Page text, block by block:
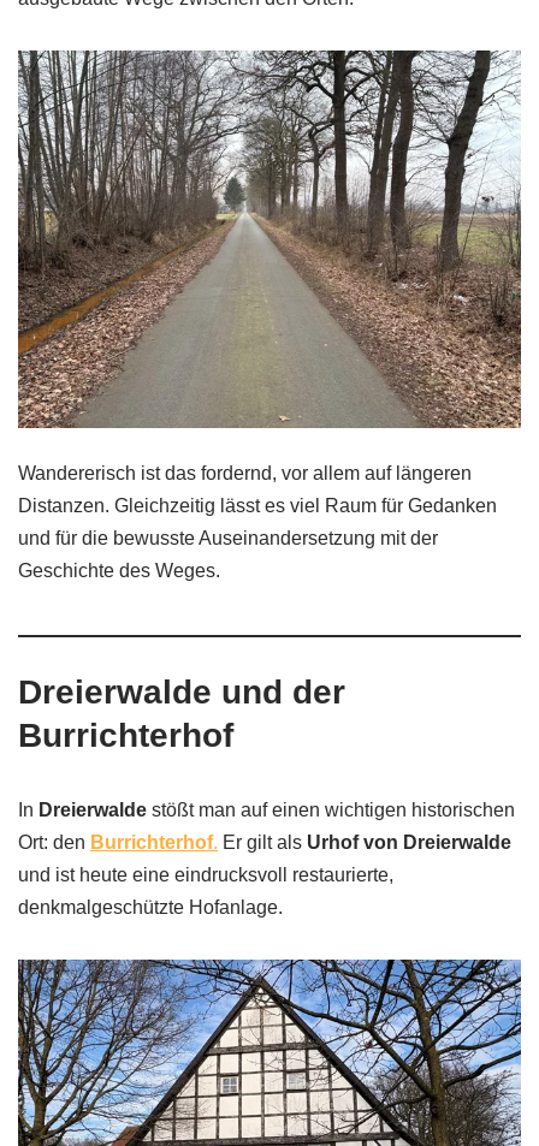
Wandererisch ist das fordernd, vor allem auf längeren
Distanzen. Gleichzeitig lässt es viel Raum für Gedanken
und für die bewusste Auseinandersetzung mit der
Geschichte des Weges.
Dreierwalde und der
Burrichterhof
In Dreierwalde stößt man auf einen wichtigen historischen
Ort: den Burrichterhof. Er gilt als Urhof von Dreierwalde
und ist heute eine eindrucksvoll restaurierte,
denkmalgeschützte Hofanlage.